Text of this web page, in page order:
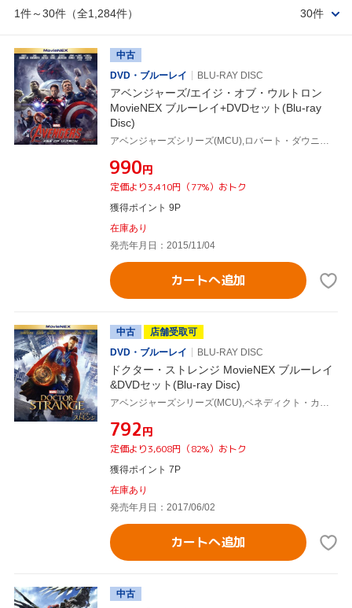
1件～30件（全1,284件） 30件
中古
DVD・ブルーレイ
BLU-RAY DISC
アベンジャーズ/エイジ・オブ・ウルトロン
MovieNEX ブルーレイ+DVDセット(Blu-ray
Disc)
アベンジャーズシリーズ(MCU),ロバート・ダウニーJr.,クリス・ヘムズワース,マーク・ラファロ,ジョス・ウェドン(監督、脚本),ルイス・デスポジート(製作総指揮),アラン・ファイン(製作総指揮),ブライアン・テイラー(音楽),ダニー・エルフマン(音楽)
¥990円
定価より3,410円（77%）おトク
獲得ポイント 9P
在庫あり
発売年月日：2015/11/04
カートへ追加
中古
店舗受取可
DVD・ブルーレイ
BLU-RAY DISC
ドクター・ストレンジ MovieNEX ブルーレイ
&DVDセット(Blu-ray Disc)
アベンジャーズシリーズ(MCU),ベネディクト・カンバーバッチ,スコット・デリクソン(監督、脚本),ルイス・デスポジート(製作総指揮),ヴィクトリア・アロンソ(製作総指揮),スティーヴン・ブルサード(製作総指揮),チャールズ・ニューワース(製作総指揮),スタン・リー(製作総指揮),マイケル・ジアッチーノ(音楽)
¥792円
定価より3,608円（82%）おトク
獲得ポイント 7P
在庫あり
発売年月日：2017/06/02
カートへ追加
中古